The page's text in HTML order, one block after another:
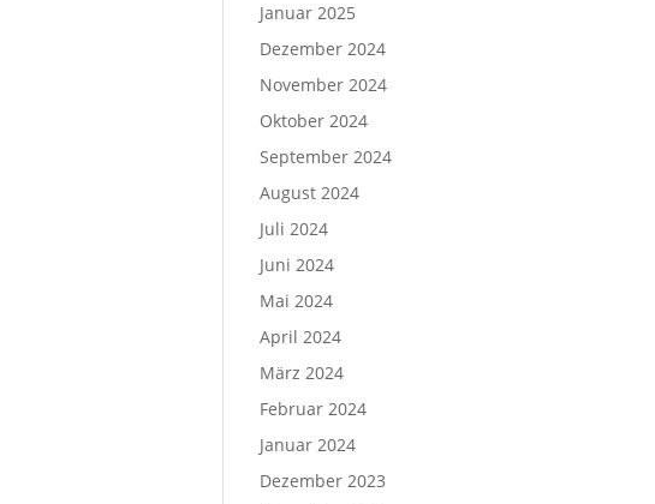
Januar 2025
Dezember 2024
November 2024
Oktober 2024
September 2024
August 2024
Juli 2024
Juni 2024
Mai 2024
April 2024
März 2024
Februar 2024
Januar 2024
Dezember 2023